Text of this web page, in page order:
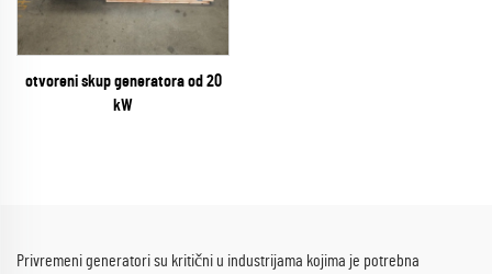
otvoreni skup generatora od 20
kW
Privremeni generatori su kritični u industrijama kojima je potrebna